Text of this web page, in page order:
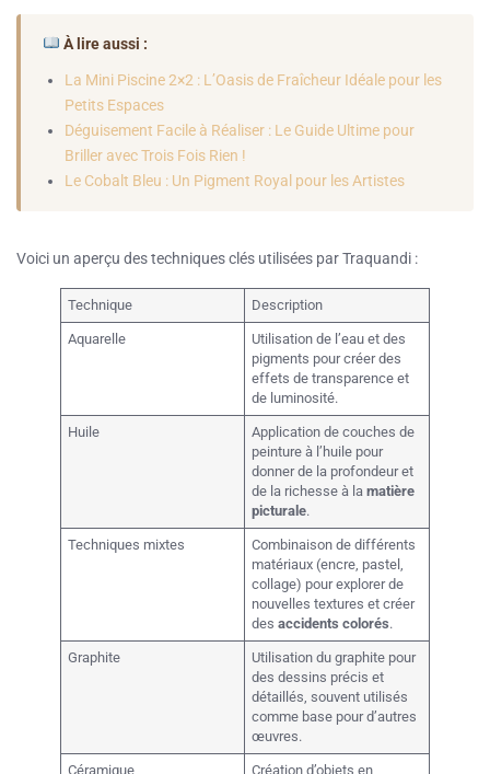
À lire aussi :
La Mini Piscine 2×2 : L’Oasis de Fraîcheur Idéale pour les
Petits Espaces
Déguisement Facile à Réaliser : Le Guide Ultime pour
Briller avec Trois Fois Rien !
Le Cobalt Bleu : Un Pigment Royal pour les Artistes
Voici un aperçu des techniques clés utilisées par Traquandi :
Technique Description
Aquarelle
Utilisation de l’eau et des
pigments pour créer des
effets de transparence et
de luminosité.
Huile
Application de couches de
peinture à l’huile pour
donner de la profondeur et
de la richesse à lamatière
picturale.
Techniques mixtes
Combinaison de différents
matériaux (encre, pastel,
collage) pour explorer de
nouvelles textures et créer
desaccidents colorés.
Graphite
Utilisation du graphite pour
des dessins précis et
détaillés, souvent utilisés
comme base pour d’autres
œuvres.
Céramique Création d’objets en